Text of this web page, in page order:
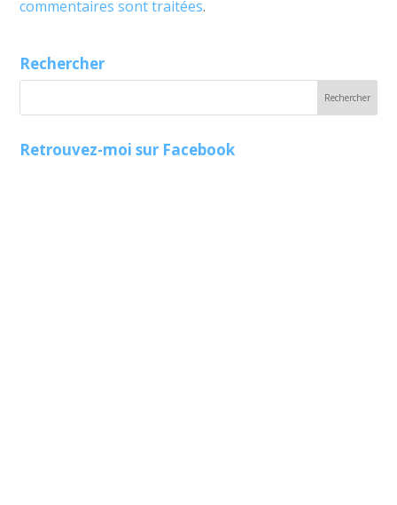
commentaires sont traitées.
Rechercher
Retrouvez-moi sur Facebook